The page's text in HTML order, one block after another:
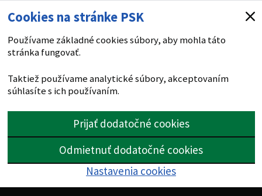
Cookies na stránke PSK
Používame základné cookies súbory, aby mohla táto
stránka fungovať.
Taktiež používame analytické súbory, akceptovaním
súhlasíte s ich používaním.
Prijať dodatočné cookies
Odmietnuť dodatočné cookies
Nastavenia cookies